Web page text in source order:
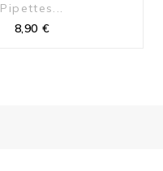
Pipettes...
8,90 €Prix